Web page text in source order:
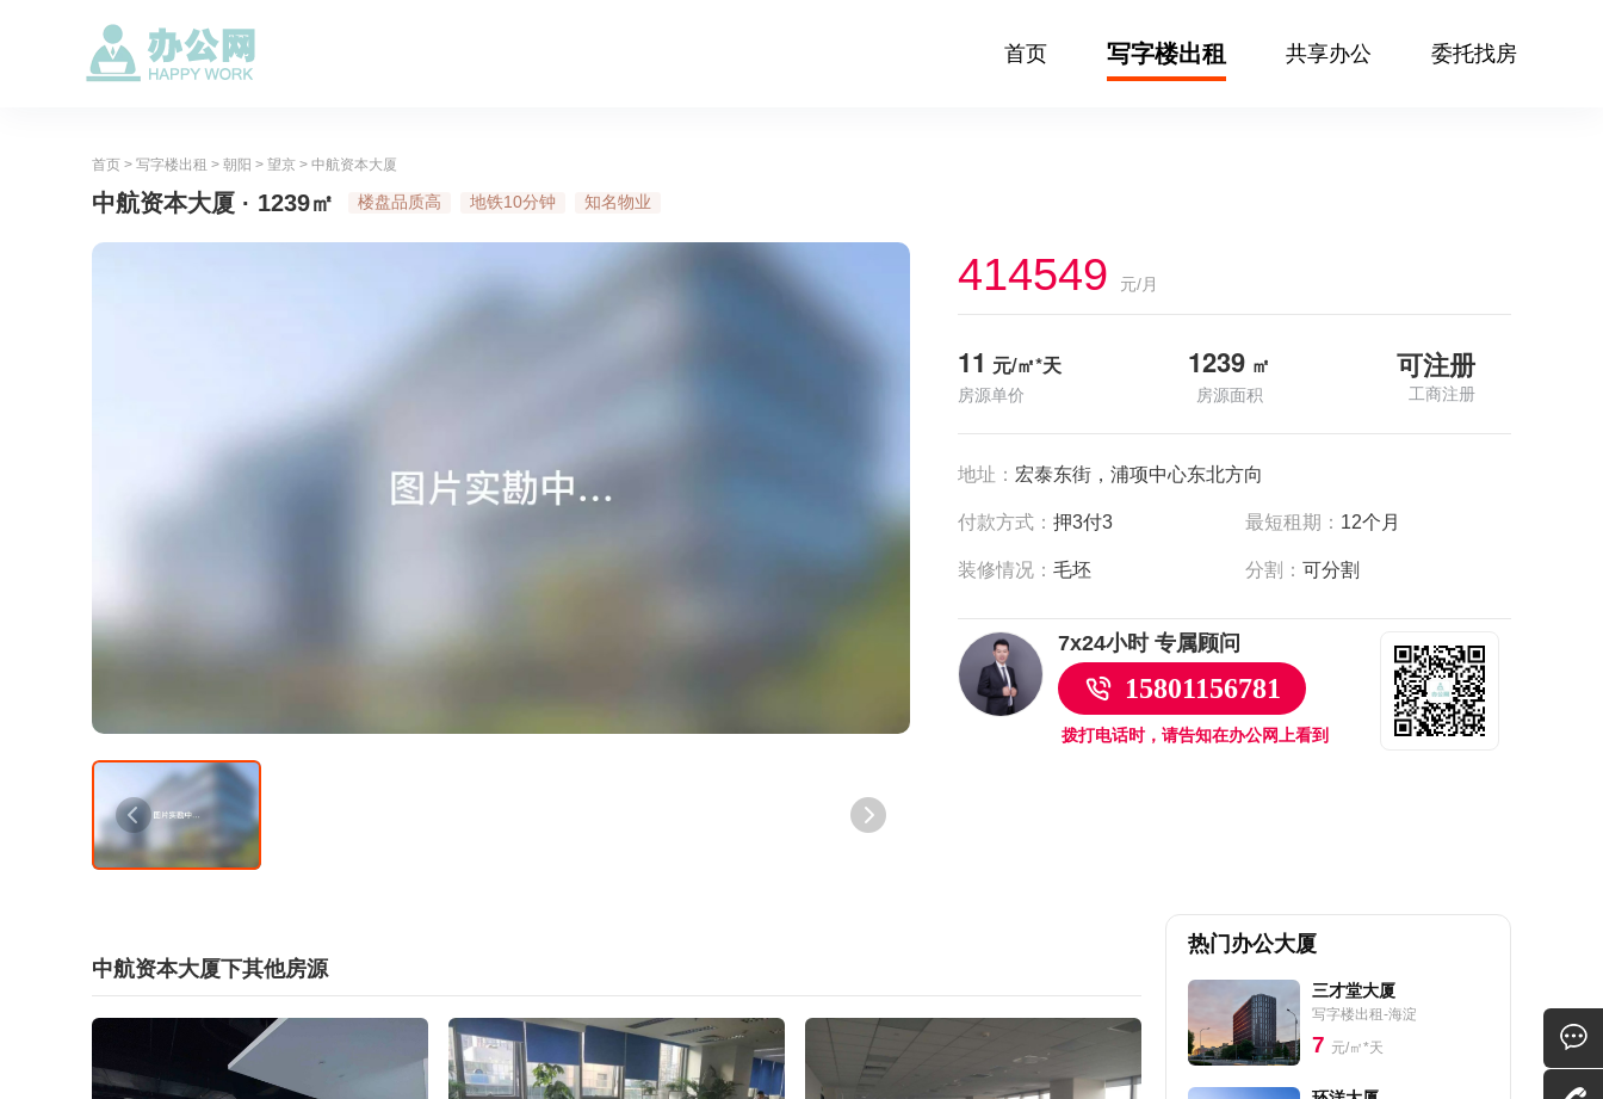
首页 写字楼出租 共享办公 委托找房
首页 > 写字楼出租 > 朝阳 > 望京 > 中航资本大厦
中航资本大厦 · 1239㎡ 楼盘品质高 地铁10分钟 知名物业
414549 元/月
11 元/㎡*天
房源单价
1239 ㎡
房源面积
可注册
工商注册
地址： 宏泰东街，浦项中心东北方向
付款方式： 押3付3 最短租期： 12个月
装修情况： 毛坯 分割：可分割
7x24小时 专属顾问
15801156781
拨打电话时，请告知在办公网上看到
中航资本大厦下其他房源
热门办公大厦
三才堂大厦
写字楼出租-海淀
7 元/㎡*天